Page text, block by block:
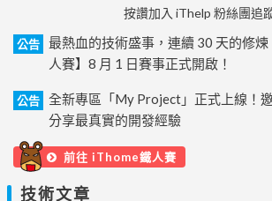
按讚加入 iThelp 粉絲團追
公告
最熱血的技術盛事，連續 30 天的修
人賽】8 月 1 日賽事正式開啟！
公告
全新專區「My Project」正式上線！
分享最真實的開發經驗
前往 iThome鐵人賽
技術文章